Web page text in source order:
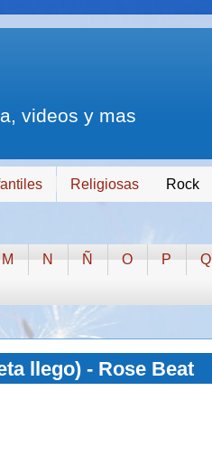
videos y mas
Religiosas Rock
M N Ñ O P Q
llego) - Rose Beat